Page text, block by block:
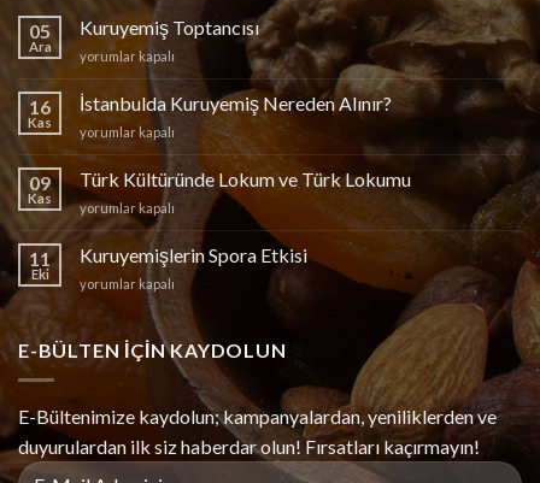
05
Ara
Kuruyemiş Toptancısı
Kuruyemiş
Toptancısı
için
yorumlar kapalı
16
Kas
İstanbulda Kuruyemiş Nereden Alınır?
İstanbulda
Kuruyemiş
Nereden
Alınır?
için
yorumlar kapalı
09
Kas
Türk Kültüründe Lokum ve Türk Lokumu
Türk
Kültüründe
Lokum
Türk
Lokumu
için
yorumlar kapalı
11
Eki
Kuruyemişlerin Spora Etkisi
Kuruyemişlerin
Etkisi
için
yorumlar kapalı
E-BÜLTEN IÇIN KAYDOLUN
E-Bültenimize kaydolun; kampanyalardan, yeniliklerden ve
duyurulardan ilk siz haberdar olun! Fırsatları kaçırmayın!